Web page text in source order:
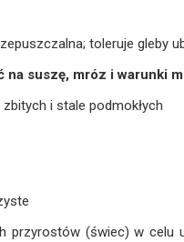
toleruje gleby
na suszę, mróz i warunki
i stale podmokłych
przyrostów (świec) w celu